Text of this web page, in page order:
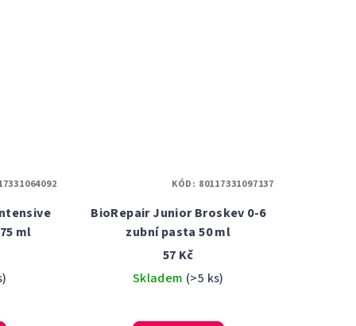
ml
BioRepair Junior Broskev 0-6
zubní pasta 50 ml
57 Kč
Skladem (>5 ks)
KÓD: 80117331097137